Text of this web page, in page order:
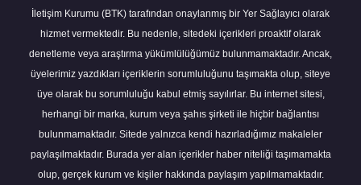
İletişim Kurumu (BTK) tarafından onaylanmış bir Yer Sağlayıcı olarak
hizmet vermektedir. Bu nedenle, sitedeki içerikleri proaktif olarak
denetleme veya araştırma yükümlülüğümüz bulunmamaktadır. Ancak,
üyelerimiz yazdıkları içeriklerin sorumluluğunu taşımakta olup, siteye
üye olarak bu sorumluluğu kabul etmiş sayılırlar. Bu internet sitesi,
herhangi bir marka, kurum veya şahıs şirketi ile hiçbir bağlantısı
bulunmamaktadır. Sitede yalnızca kendi hazırladığımız makaleler
paylaşılmaktadır. Burada yer alan içerikler haber niteliği taşımamakta
olup, gerçek kurum ve kişiler hakkında paylaşım yapılmamaktadır.